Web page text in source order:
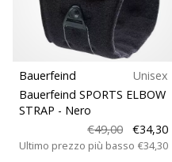
Bauerfeind
Unisex
Bauerfeind SPORTS ELBOW
STRAP - Nero
€49,00
€34,30
Ultimo prezzo più basso €34,30